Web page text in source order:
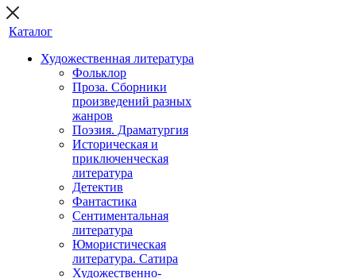
Каталог
Художественная литература
Фольклор
Проза. Сборники
произведений разных
жанров
Поэзия. Драматургия
Историческая и
приключенческая
литература
Детектив
Фантастика
Сентиментальная
литература
Юмористическая
литература. Сатира
Художественно-